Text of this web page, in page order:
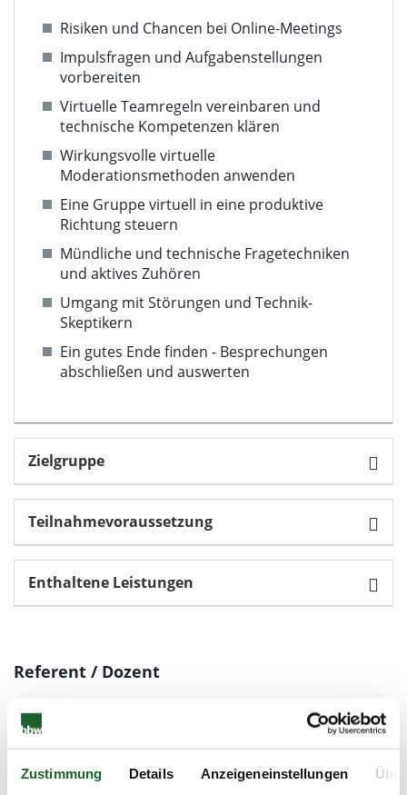
Zustimmung Details Anzeigeneinstellungen
Risiken und Chancen bei Online-Meetings
Impulsfragen und Aufgabenstellungen
vorbereiten
Virtuelle Teamregeln vereinbaren und
technische Kompetenzen klären
Wirkungsvolle virtuelle
Moderationsmethoden anwenden
Eine Gruppe virtuell in eine produktive
Richtung steuern
Mündliche und technische Fragetechniken
und aktives Zuhören
Umgang mit Störungen und Technik-
Skeptikern
Ein gutes Ende finden - Besprechungen
abschließen und auswerten
Zielgruppe
Teilnahmevoraussetzung
Enthaltene Leistungen
Referent / Dozent
Oliver Berg